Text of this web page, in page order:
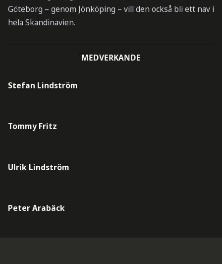
Göteborg – genom Jönköping – vill den också bli ett nav i
hela Skandinavien.
MEDVERKANDE
Stefan Lindström
Tommy Fritz
Ulrik Lindström
Peter Arabäck